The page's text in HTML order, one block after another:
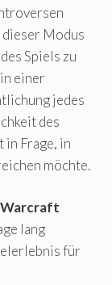
dieser Modus
Spiels zu
einer
jedes
des
in Frage, in
möchte.
lang
für